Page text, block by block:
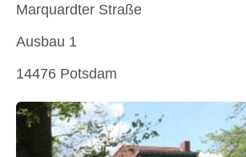
Marquardter Straße
Ausbau 1
14476 Potsdam